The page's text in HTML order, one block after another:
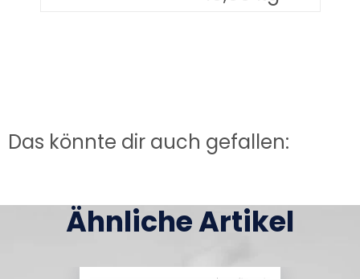
Das könnte dir auch gefallen:
Ähnliche Artikel